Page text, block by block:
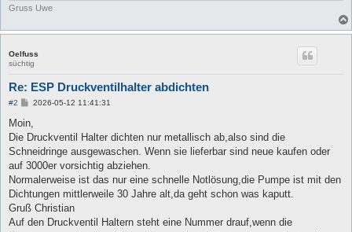
Gruss Uwe
Oelfuss
süchtig
Re: ESP Druckventilhalter abdichten
#2
B
i
t
r
a
2026-05-12 11:41:31
Moin,
Die Druckventil Halter dichten nur metallisch ab,also sind die
Schneidringe ausgewaschen. Wenn sie lieferbar sind neue kaufen oder
auf 3000er vorsichtig abziehen.
Normalerweise ist das nur eine schnelle Notlösung,die Pumpe ist mit den
Dichtungen mittlerweile 30 Jahre alt,da geht schon was kaputt.
Gruß Christian
Auf den Druckventil Haltern steht eine Nummer drauf,wenn die